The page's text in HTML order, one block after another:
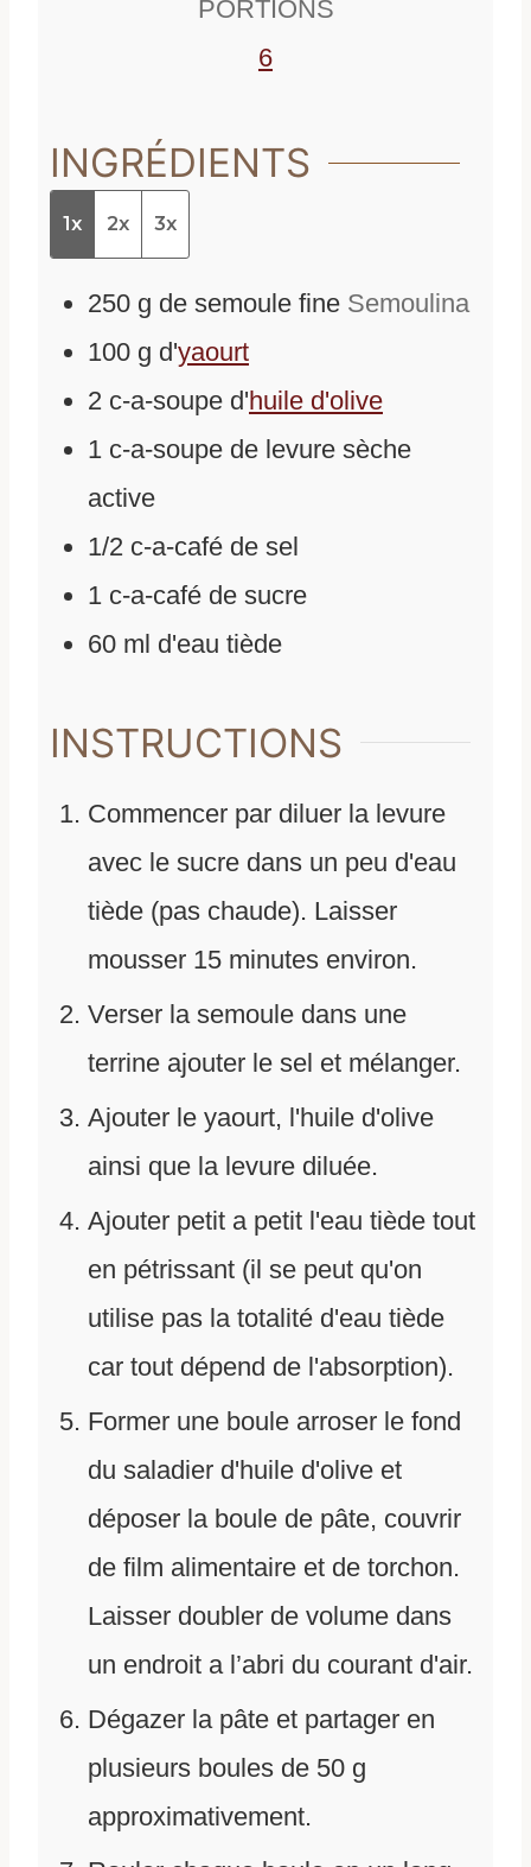
PORTIONS
6
INGRÉDIENTS
1x 2x 3x
250 g de semoule fine Semoulina
100 g d'yaourt
2 c-a-soupe d'huile d'olive
1 c-a-soupe de levure sèche
active
1/2 c-a-café de sel
1 c-a-café de sucre
60 ml d'eau tiède
INSTRUCTIONS
Commencer par diluer la levure
avec le sucre dans un peu d'eau
tiède (pas chaude). Laisser
mousser 15 minutes environ.
Verser la semoule dans une
terrine ajouter le sel et mélanger.
Ajouter le yaourt, l'huile d'olive
ainsi que la levure diluée.
Ajouter petit a petit l'eau tiède tout
en pétrissant (il se peut qu'on
utilise pas la totalité d'eau tiède
car tout dépend de l'absorption).
Former une boule arroser le fond
du saladier d'huile d'olive et
déposer la boule de pâte, couvrir
de film alimentaire et de torchon.
Laisser doubler de volume dans
un endroit a l’abri du courant d'air.
Dégazer la pâte et partager en
plusieurs boules de 50 g
approximativement.